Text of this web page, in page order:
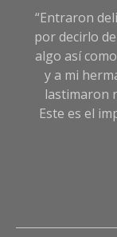
“Entraron
por decirlo
algo así
y a mi
lastimaron
Este es el